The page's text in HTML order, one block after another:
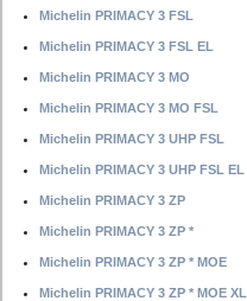
Michelin PRIMACY 3 FSL
Michelin PRIMACY 3 FSL EL
Michelin PRIMACY 3 MO
Michelin PRIMACY 3 MO FSL
Michelin PRIMACY 3 UHP FSL
Michelin PRIMACY 3 UHP FSL EL
Michelin PRIMACY 3 ZP
Michelin PRIMACY 3 ZP *
Michelin PRIMACY 3 ZP * MOE
Michelin PRIMACY 3 ZP * MOE XL